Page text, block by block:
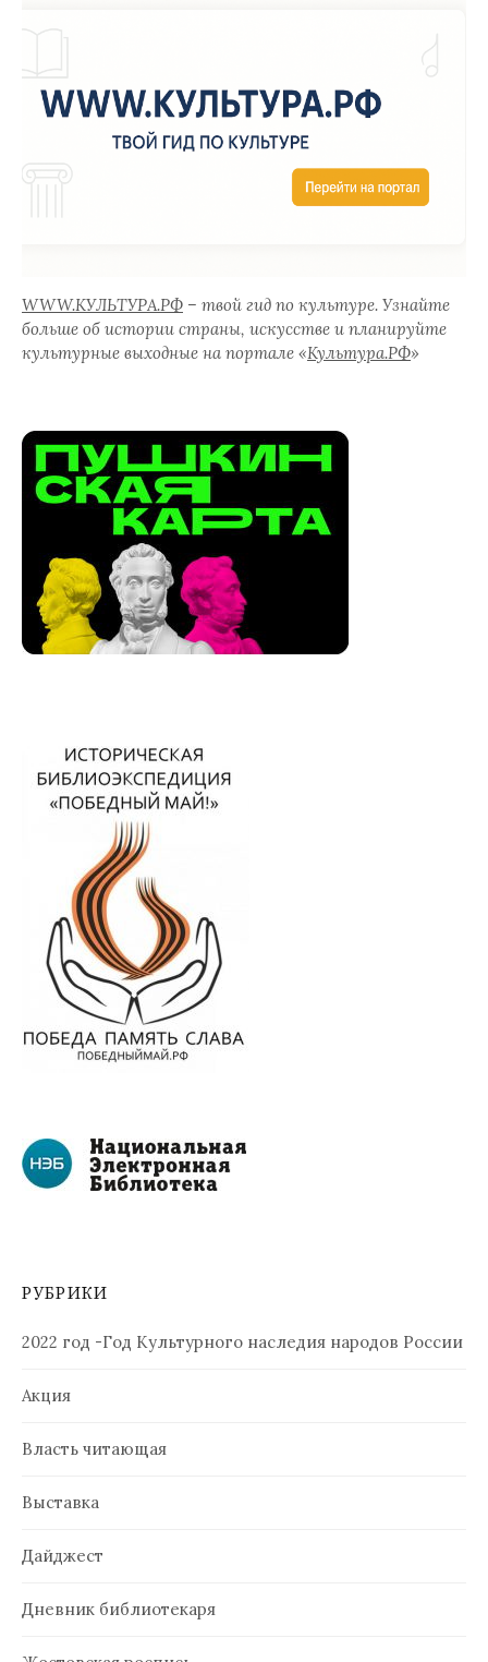
WWW.КУЛЬТУРА.РФ – твой гид по культуре. Узнайте
больше об истории страны, искусстве и планируйте
культурные выходные на портале «Культура.РФ»
РУБРИКИ
2022 год -Год Культурного наследия народов России
Акция
Власть читающая
Выставка
Дайджест
Дневник библиотекаря